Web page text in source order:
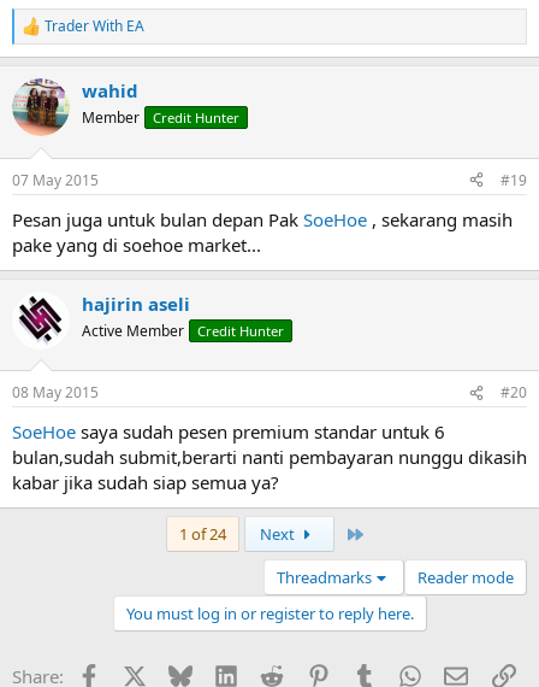
R
e
c
t
i
s
Trader With EA
wahid
Member Credit Hunter
07 May 2015 #19
Pesan juga untuk bulan depan Pak SoeHoe , sekarang masih
pake yang di soehoe market...
hajirin aseli
Active Member Credit Hunter
08 May 2015 #20
SoeHoe saya sudah pesen premium standar untuk 6
bulan,sudah submit,berarti nanti pembayaran nunggu dikasih
kabar jika sudah siap semua ya?
1 of 24 Next
Threadmarks
Reader mode
You must log in or register to reply here.
Share: Facebook Bluesky LinkedInReddit PinterestTumblrWhatsApp
Email